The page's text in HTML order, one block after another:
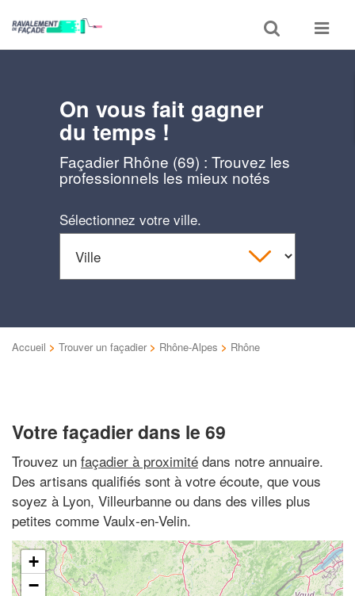
Toggle
search
Toggle
On vous fait gagner
du temps !
Façadier Rhône (69) : Trouvez les
professionnels les mieux notés
Sélectionnez votre ville.
Accueil > Trouver un façadier > Rhône-Alpes > Rhône
Votre façadier dans le 69
Trouvez un façadier à proximité dans notre annuaire.
Des artisans qualifiés sont à votre écoute, que vous
soyez à Lyon, Villeurbanne ou dans des villes plus
petites comme Vaulx-en-Velin.
+
−